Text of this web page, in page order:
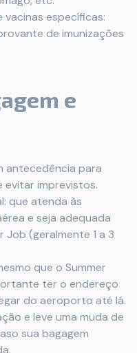
vacinas específicas:
de imunizações
e
antecedência para
evitar imprevistos.
que atenda às
e seja adequada
Job (geralmente 1 a 3
que o Summer
ter o endereço
do aeroporto até lá.
e leve uma muda de
sua bagagem